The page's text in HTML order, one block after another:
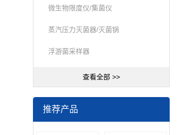
微生物限度仪/集菌仪
蒸汽压力灭菌器/灭菌锅
浮游菌采样器
查看全部 >>
推荐产品